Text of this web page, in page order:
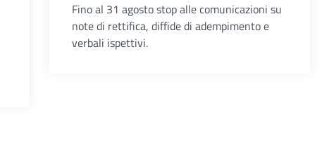
Fino al 31 agosto stop alle comunicazioni su
note di rettifica, diffide di adempimento e
verbali ispettivi.